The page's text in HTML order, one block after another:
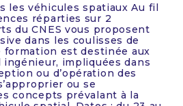
les véhicules spatiaux Au fil
réparties sur 2
du CNES vous proposent
dans les coulisses de
formation est destinée aux
impliquées dans
ou d’opération des
ou se
concepts prévalant à la